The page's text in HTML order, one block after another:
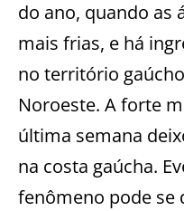
do ano, quando as
mais frias, e há
no território
Noroeste. A forte
última semana
na costa gaúcha.
fenômeno pode se